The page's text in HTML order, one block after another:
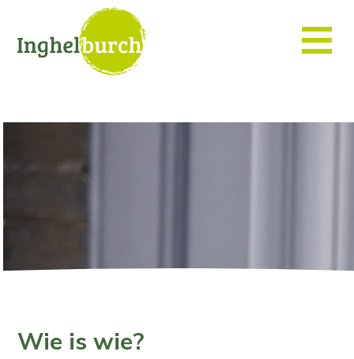
Wie is wie?